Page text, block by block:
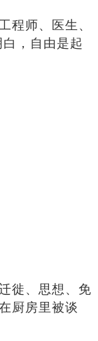
师、医生、
，自由是起
徙、思想、免
厨房里被谈